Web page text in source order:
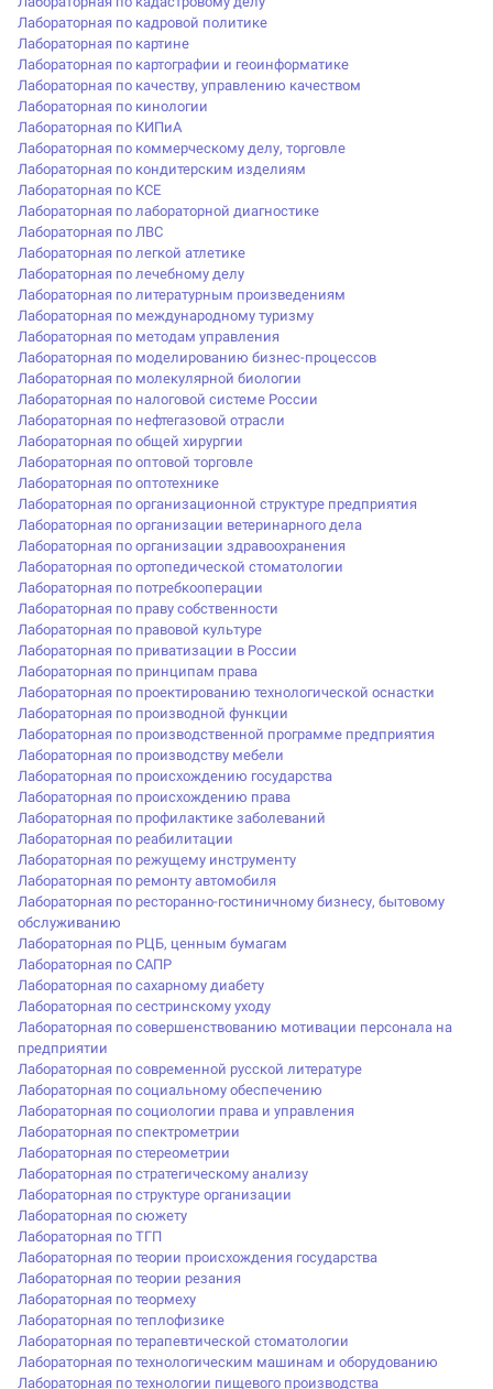
Лабораторная по кадровой политике
Лабораторная по картине
Лабораторная по картографии и геоинформатике
Лабораторная по качеству, управлению качеством
Лабораторная по кинологии
Лабораторная по КИПиА
Лабораторная по коммерческому делу, торговле
Лабораторная по кондитерским изделиям
Лабораторная по КСЕ
Лабораторная по лабораторной диагностике
Лабораторная по ЛВС
Лабораторная по легкой атлетике
Лабораторная по лечебному делу
Лабораторная по литературным произведениям
Лабораторная по международному туризму
Лабораторная по методам управления
Лабораторная по моделированию бизнес-процессов
Лабораторная по молекулярной биологии
Лабораторная по налоговой системе России
Лабораторная по нефтегазовой отрасли
Лабораторная по общей хирургии
Лабораторная по оптовой торговле
Лабораторная по оптотехнике
Лабораторная по организационной структуре предприятия
Лабораторная по организации ветеринарного дела
Лабораторная по организации здравоохранения
Лабораторная по ортопедической стоматологии
Лабораторная по потребкооперации
Лабораторная по праву собственности
Лабораторная по правовой культуре
Лабораторная по приватизации в России
Лабораторная по принципам права
Лабораторная по проектированию технологической оснастки
Лабораторная по производной функции
Лабораторная по производственной программе предприятия
Лабораторная по производству мебели
Лабораторная по происхождению государства
Лабораторная по происхождению права
Лабораторная по профилактике заболеваний
Лабораторная по реабилитации
Лабораторная по режущему инструменту
Лабораторная по ремонту автомобиля
Лабораторная по ресторанно-гостиничному бизнесу, бытовому
обслуживанию
Лабораторная по РЦБ, ценным бумагам
Лабораторная по САПР
Лабораторная по сахарному диабету
Лабораторная по сестринскому уходу
Лабораторная по совершенствованию мотивации персонала на
предприятии
Лабораторная по современной русской литературе
Лабораторная по социальному обеспечению
Лабораторная по социологии права и управления
Лабораторная по спектрометрии
Лабораторная по стереометрии
Лабораторная по стратегическому анализу
Лабораторная по структуре организации
Лабораторная по сюжету
Лабораторная по ТГП
Лабораторная по теории происхождения государства
Лабораторная по теории резания
Лабораторная по теормеху
Лабораторная по теплофизике
Лабораторная по терапевтической стоматологии
Лабораторная по технологическим машинам и оборудованию
Лабораторная по технологии пищевого производства